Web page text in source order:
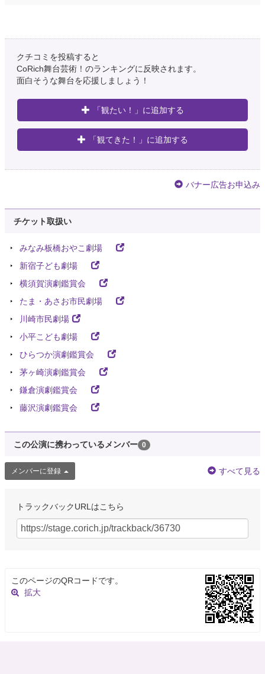
クチコミを投稿すると
CoRich舞台芸術！のランキングに反映されます。
面白そうな舞台を応援しましょう！
「観たい！」に追加する
「観てきた！」に追加する
バナー広告お申込み
チケット取扱い
みなみ板橋おやこ劇場
新宿子ども劇場
横須賀演劇鑑賞会
たま・あさお市民劇場
川崎市民劇場
小平こども劇場
ひらつか演劇鑑賞会
茅ヶ崎演劇鑑賞会
鎌倉演劇鑑賞会
藤沢演劇鑑賞会
この公演に携わっているメンバー 0
メンバーに登録 すべて見る
トラックバックURLはこちら
このページのQRコードです。
拡大